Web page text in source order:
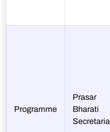
Programme
Prasar
Bharati